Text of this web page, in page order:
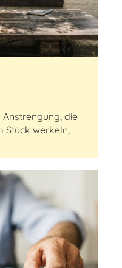
die
Stück werkeln,